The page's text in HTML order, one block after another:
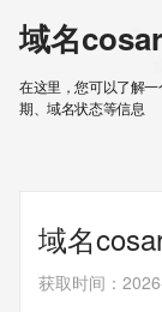
域名
在这里，您可以了解
期、域名状态等信息
域名
获取时间 ：